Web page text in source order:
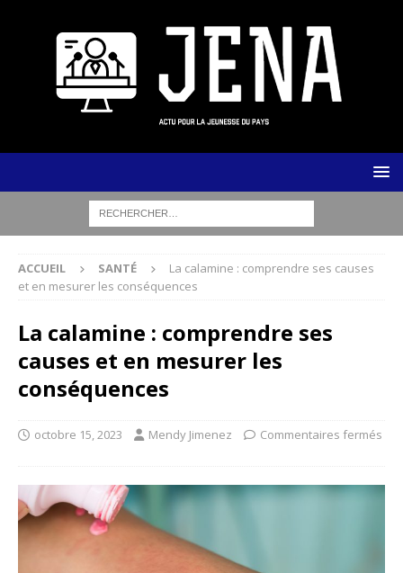
ACCUEIL SANTÉ
La calamine : comprendre ses causes
et en mesurer les conséquences
La calamine : comprendre ses
causes et en mesurer les
conséquences
octobre 15, 2023 Mendy Jimenez Commentaires fermés